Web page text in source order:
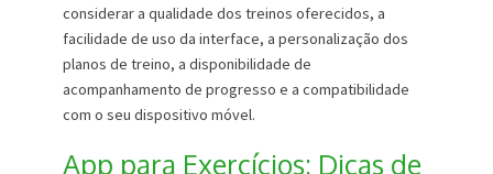
considerar a qualidade dos treinos oferecidos, a
facilidade de uso da interface, a personalização dos
planos de treino, a disponibilidade de
acompanhamento de progresso e a compatibilidade
com o seu dispositivo móvel.
App para Exercícios: Dicas de